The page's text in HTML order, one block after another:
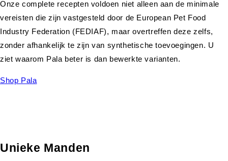
Onze complete recepten voldoen niet alleen aan de minimale
vereisten die zijn vastgesteld door de European Pet Food
Industry Federation (FEDIAF), maar overtreffen deze zelfs,
zonder afhankelijk te zijn van synthetische toevoegingen. U
ziet waarom Pala beter is dan bewerkte varianten.
Shop Pala
Unieke Manden